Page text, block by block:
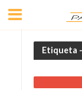
Etiqueta